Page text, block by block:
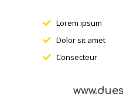
Lorem ipsum
Dolor sit amet
Consecteur